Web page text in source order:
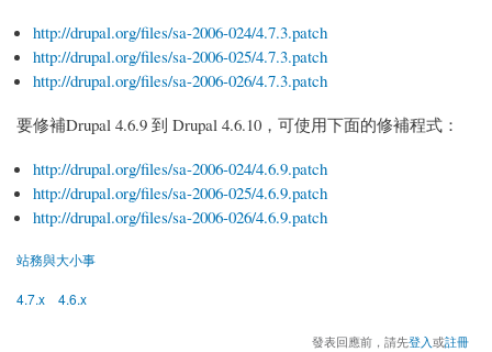
http://drupal.org/files/sa-2006-024/4.7.3.patch
http://drupal.org/files/sa-2006-025/4.7.3.patch
http://drupal.org/files/sa-2006-026/4.7.3.patch
要修補Drupal 4.6.9 到 Drupal 4.6.10，可使用下面的修補程式：
http://drupal.org/files/sa-2006-024/4.6.9.patch
http://drupal.org/files/sa-2006-025/4.6.9.patch
http://drupal.org/files/sa-2006-026/4.6.9.patch
站務與大小事
4.7.x 4.6.x
發表回應前，請先登入或註冊